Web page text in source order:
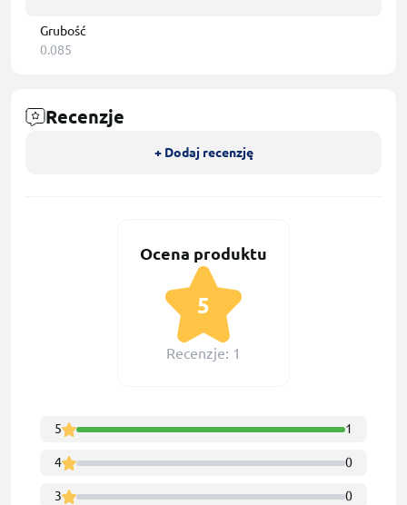
Grubość
0.085
Recenzje
+ Dodaj recenzję
Ocena produktu
5
Recenzje: 1
5 1
4 0
3 0